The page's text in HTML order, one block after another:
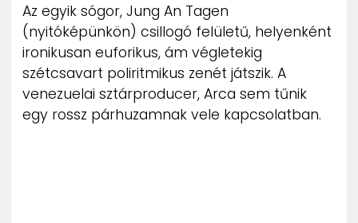
Az egyik sógor, Jung An Tagen
(nyitóképünkön) csillogó felületű, helyenként
ironikusan euforikus, ám végletekig
szétcsavart poliritmikus zenét játszik. A
venezuelai sztárproducer, Arca sem tűnik
egy rossz párhuzamnak vele kapcsolatban.